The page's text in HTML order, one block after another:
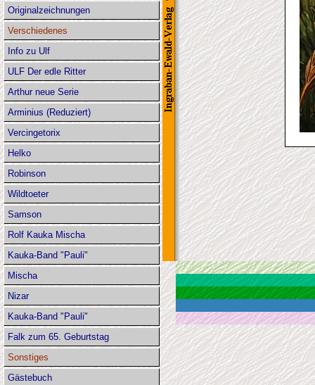
Originalzeichnungen
Verschiedenes
Info zu Ulf
ULF Der edle Ritter
Arthur neue Serie
Arminius (Reduziert)
Vercingetorix
Helko
Robinson
Wildtoeter
Samson
Rolf Kauka Mischa
Kauka-Band "Pauli"
Mischa
Nizar
Kauka-Band "Pauli"
Falk zum 65. Geburtstag
Sonstiges
Gästebuch